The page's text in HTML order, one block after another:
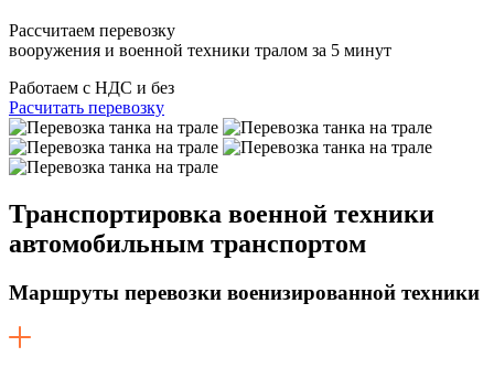
Рассчитаем перевозку
вооружения и военной техники тралом за 5 минут
Работаем с НДС и без
Расчитать перевозку
Транспортировка военной техники
автомобильным транспортом
Маршруты перевозки военизированной техники